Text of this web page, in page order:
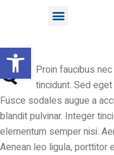
Open toolbar
Q
Proin faucibus
tincidunt. Sed
Fusce sodales augue a
blandit pulvinar. Integer
elementum semper nisi.
Aenean leo ligula, porttitor